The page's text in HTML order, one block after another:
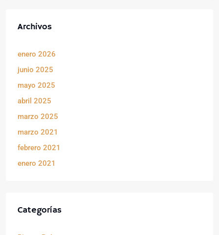
Archivos
enero 2026
junio 2025
mayo 2025
abril 2025
marzo 2025
marzo 2021
febrero 2021
enero 2021
Categorías